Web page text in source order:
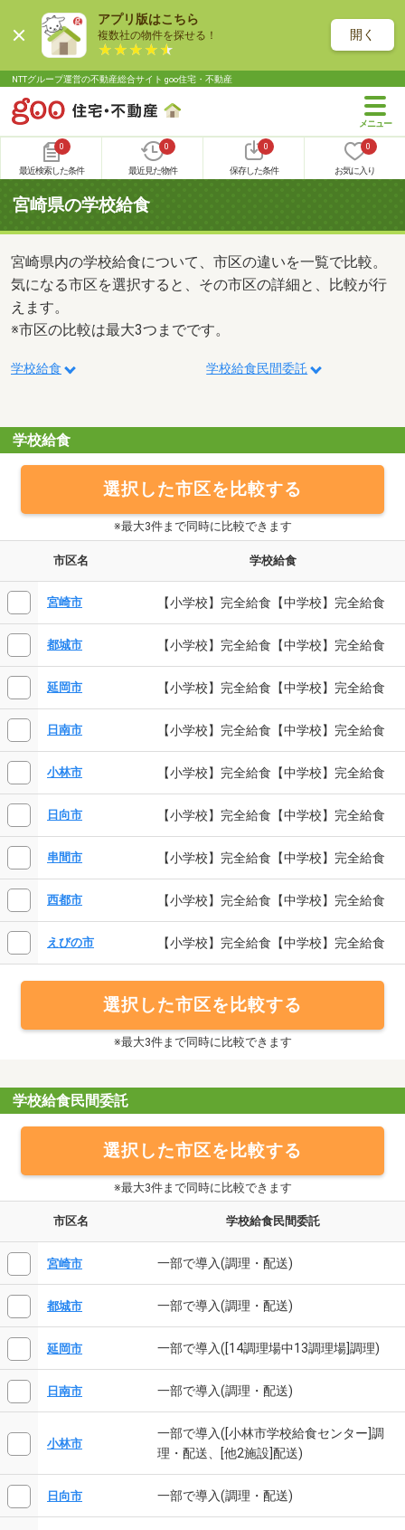
アプリ版はこちら
複数社の物件を探せる！ 開く
NTTグループ運営の不動産総合サイト goo住宅・不動産
0
最近検索した条件
0
最近見た物件
0
保存した条件
0
お気に入り
宮崎県の学校給食
宮崎県内の学校給食について、市区の違いを一覧で比較。
気になる市区を選択すると、その市区の詳細と、比較が行
えます。
※市区の比較は最大3つまでです。
学校給食 学校給食民間委託
学校給食
選択した市区を比較する
※最大3件まで同時に比較できます
市区名 学校給食
宮崎市 【小学校】完全給食【中学校】完全給食
都城市 【小学校】完全給食【中学校】完全給食
延岡市 【小学校】完全給食【中学校】完全給食
日南市 【小学校】完全給食【中学校】完全給食
小林市 【小学校】完全給食【中学校】完全給食
日向市 【小学校】完全給食【中学校】完全給食
串間市 【小学校】完全給食【中学校】完全給食
西都市 【小学校】完全給食【中学校】完全給食
えびの市 【小学校】完全給食【中学校】完全給食
選択した市区を比較する
※最大3件まで同時に比較できます
学校給食民間委託
選択した市区を比較する
※最大3件まで同時に比較できます
市区名 学校給食民間委託
宮崎市 一部で導入(調理・配送)
都城市 一部で導入(調理・配送)
延岡市 一部で導入([14調理場中13調理場]調理)
日南市 一部で導入(調理・配送)
小林市
一部で導入([小林市学校給食センター]調
理・配送、[他2施設]配送)
日向市 一部で導入(調理・配送)